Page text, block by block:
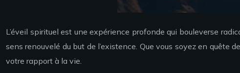
L’éveil spirituel est une expérience profonde qui bouleverse
sens renouvelé du but de l’existence. Que vous soyez en
votre rapport à la vie.